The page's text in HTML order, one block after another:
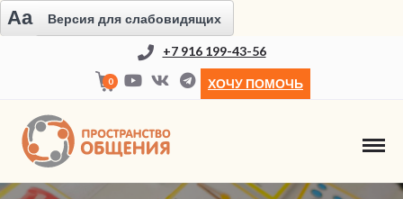
Aa Версия для слабовидящих
+7 916 199-43-56
0 ХОЧУ ПОМОЧЬ